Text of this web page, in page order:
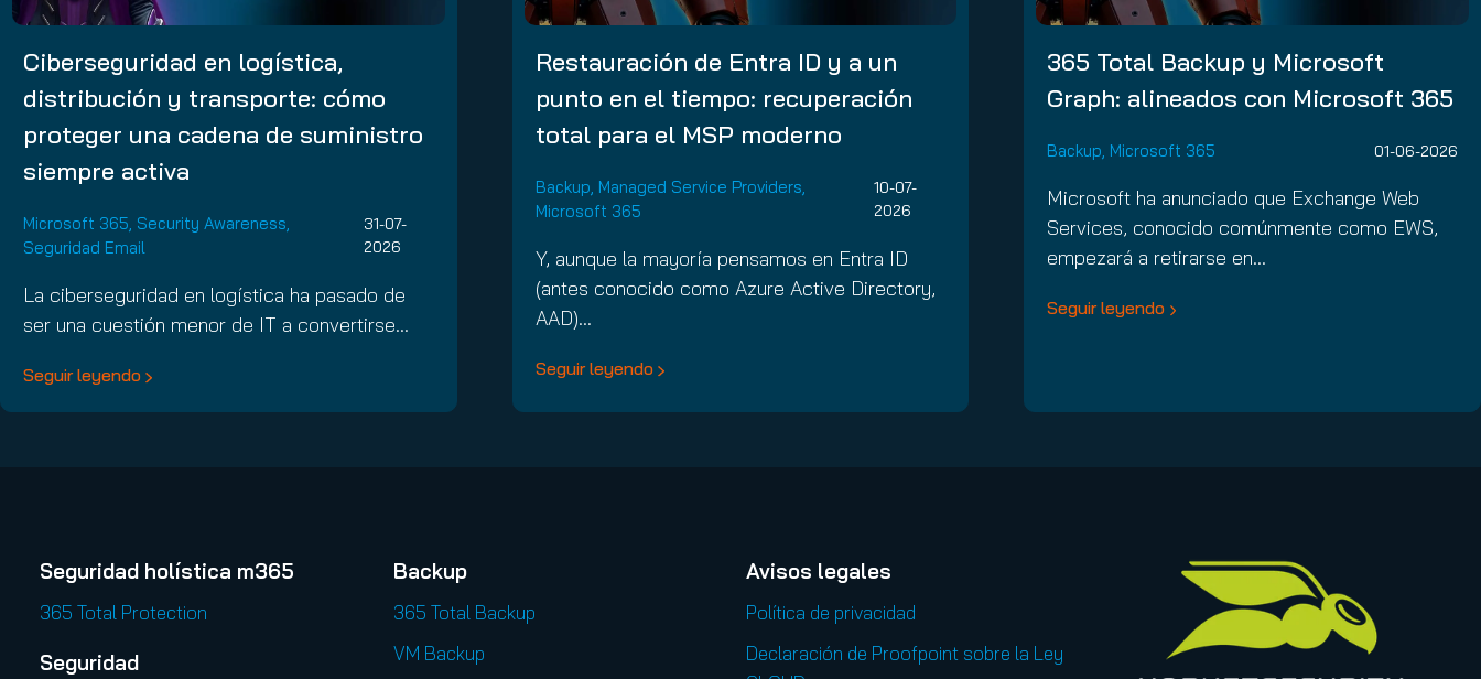
Ciberseguridad en logística,
distribución y transporte: cómo
proteger una cadena de suministro
siempre activa
Microsoft 365, Security Awareness,
Seguridad Email
31-07-
2026
La ciberseguridad en logística ha pasado de
ser una cuestión menor de IT a convertirse…
Seguir leyendo
Restauración de Entra ID y a un
punto en el tiempo: recuperación
total para el MSP moderno
Backup, Managed Service Providers,
Microsoft 365
10-07-
2026
Y, aunque la mayoría pensamos en Entra ID
(antes conocido como Azure Active Directory,
AAD)…
Seguir leyendo
365 Total Backup y Microsoft
Graph: alineados con Microsoft 365
Backup, Microsoft 365 01-06-2026
Microsoft ha anunciado que Exchange Web
Services, conocido comúnmente como EWS,
empezará a retirarse en…
Seguir leyendo
Seguridad holística m365
365 Total Protection
Seguridad
Backup
365 Total Backup
VM Backup
Avisos legales
Política de privacidad
Declaración de Proofpoint sobre la Ley